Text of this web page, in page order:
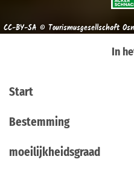
CC-BY-SA © Tourismusgesellschaft
In
Start
Bestemming
moeilijkheidsgraad